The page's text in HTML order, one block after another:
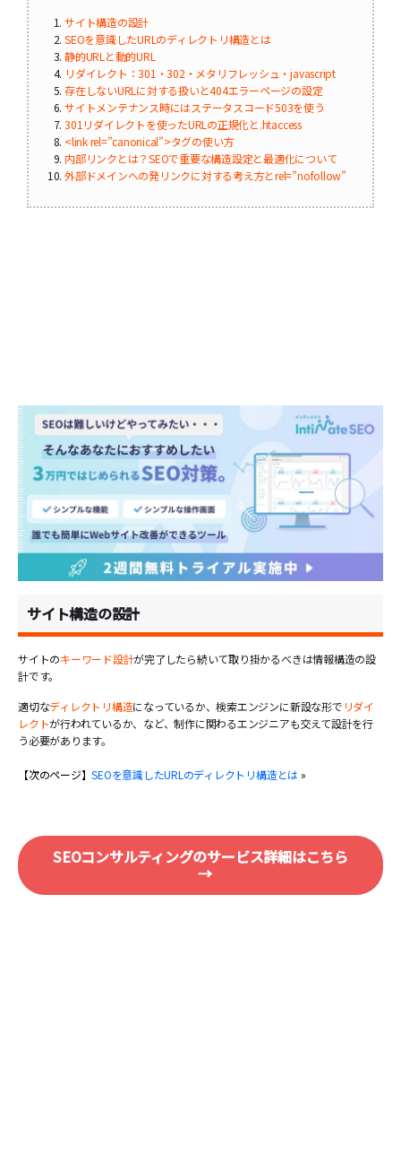
サイト構造の設計
SEOを意識したURLのディレクトリ構造とは
静的URLと動的URL
リダイレクト：301・302・メタリフレッシュ・javascript
存在しないURLに対する扱いと404エラーページの設定
サイトメンテナンス時にはステータスコード503を使う
301リダイレクトを使ったURLの正規化と.htaccess
<link rel=”canonical”>タグの使い方
内部リンクとは？SEOで重要な構造設定と最適化について
外部ドメインへの発リンクに対する考え方とrel=”nofollow”
サイト構造の設計
サイトのキーワード設計が完了したら続いて取り掛かるべきは情報構造の設
計です。
適切なディレクトリ構造になっているか、検索エンジンに新設な形で リダイ
レクトが行われているか、など、制作に関わるエンジニアも交えて設計を行
う必要があります。
【次のページ】SEOを意識したURLのディレクトリ構造とは»
SEOコンサルティングのサービス詳細はこちら
→